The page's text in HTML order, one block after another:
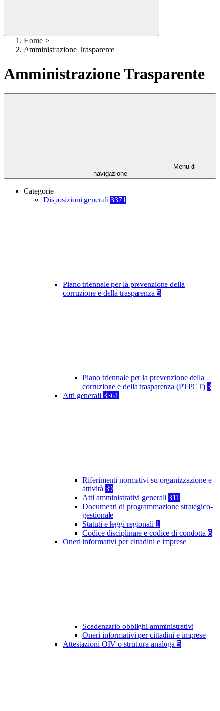
Home >
Amministrazione Trasparente
Amministrazione Trasparente
Menu di
navigazione
Categorie
Disposizioni generali 3371
Piano triennale per la prevenzione della
corruzione e della trasparenza 5
Piano triennale per la prevenzione della
corruzione e della trasparenza (PTPCT) 3
Atti generali 3361
Riferimenti normativi su organizzazione e
attività 39
Atti amministrativi generali 311
Documenti di programmazione strategico-
gestionale
Statuti e leggi regionali 1
Codice disciplinare e codice di condotta 6
Oneri informativi per cittadini e imprese
Scadenzario obblighi amministrativi
Oneri informativi per cittadini e imprese
Attestazioni OIV o struttura analoga 5